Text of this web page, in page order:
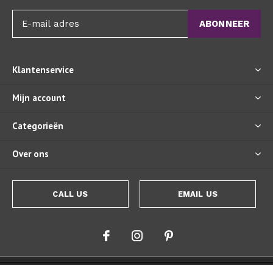
ABONNEER
Klantenservice
Mijn account
Categorieën
Over ons
CALL US EMAIL US